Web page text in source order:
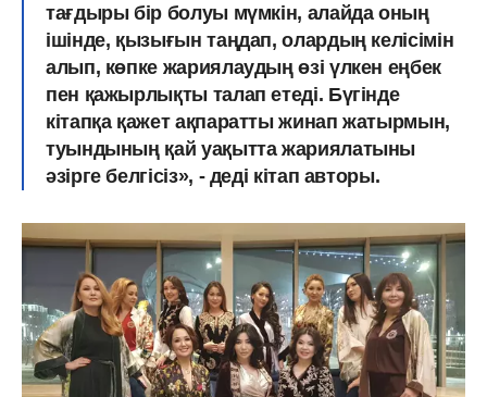
тағдыры бір болуы мүмкін, алайда оның
ішінде, қызығын таңдап, олардың келісімін
алып, көпке жариялаудың өзі үлкен еңбек
пен қажырлықты талап етеді. Бүгінде
кітапқа қажет ақпаратты жинап жатырмын,
туындының қай уақытта жариялатыны
әзірге белгісіз», - деді кітап авторы.